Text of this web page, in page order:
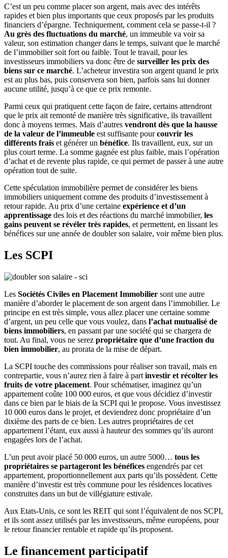
C’est un peu comme placer son argent, mais avec des intérêts
rapides et bien plus importants que ceux proposés par les produits
financiers d’épargne. Techniquement, comment cela se passe-t-il ?
Au grès des fluctuations du marché, un immeuble va voir sa
valeur, son estimation changer dans le temps, suivant que le marché
de l’immobilier soit fort ou faible. Tout le travail, pour les
investisseurs immobiliers va donc être de surveiller les prix des
biens sur ce marché. L’acheteur investira son argent quand le prix
est au plus bas, puis conservera son bien, parfois sans lui donner
aucune utilité, jusqu’à ce que ce prix remonte.
Parmi ceux qui pratiquent cette façon de faire, certains attendront
que le prix ait remonté de manière très significative, ils travaillent
donc à moyens termes. Mais d’autres vendront dès que la hausse
de la valeur de l’immeuble est suffisante pourcouvrir les
différents frais et générer un bénéfice. Ils travaillent, eux, sur un
plus court terme. La somme gagnée est plus faible, mais l’opération
d’achat et de revente plus rapide, ce qui permet de passer à une autre
opération tout de suite.
Cette spéculation immobilière permet de considérer les biens
immobiliers uniquement comme des produits d’investissement à
retour rapide. Au prix d’une certaine expérience et d’un
apprentissage des lois et des réactions du marché immobilier, les
gains peuvent se révéler très rapides, et permettent, en lissant les
bénéfices sur une année de doubler son salaire, voir même bien plus.
Les SCPI
Les Sociétés Civiles en Placement Immobilier sont une autre
manière d’aborder le placement de son argent dans l’immobilier. Le
principe en est très simple, vous allez placer une certaine somme
d’argent, un peu celle que vous voulez, dans l’achat mutualisé de
biens immobiliers, en passant par une société qui se chargera de
tout. Au final, vous ne serez propriétaire que d’une fraction du
bien immobilier, au prorata de la mise de départ.
La SCPI touche des commissions pour réaliser son travail, mais en
contrepartie, vous n’aurez rien à faire à part investir et récolter les
fruits de votre placement. Pour schématiser, imaginez qu’un
appartement coûte 100 000 euros, et que vous décidiez d’investir
dans ce bien par le biais de la SCPI qui le propose. Vous investissez
10 000 euros dans le projet, et deviendrez donc propriétaire d’un
dixième des parts de ce bien. Les autres propriétaires de cet
appartement l’étant, eux aussi à hauteur des sommes qu’ils auront
engagées lors de l’achat.
L’un peut avoir placé 50 000 euros, un autre 5000… tous les
propriétaires se partageront les bénéfices engendrés par cet
appartement, proportionnellement aux parts qu’ils possèdent. Cette
manière d’investir est très commune pour les résidences locatives
construites dans un but de villégiature estivale.
Aux Etats-Unis, ce sont les REIT qui sont l’équivalent de nos SCPI,
et ils sont assez utilisés par les investisseurs, même européens, pour
le retour financier rentable et rapide qu’ils proposent.
Le financement participatif